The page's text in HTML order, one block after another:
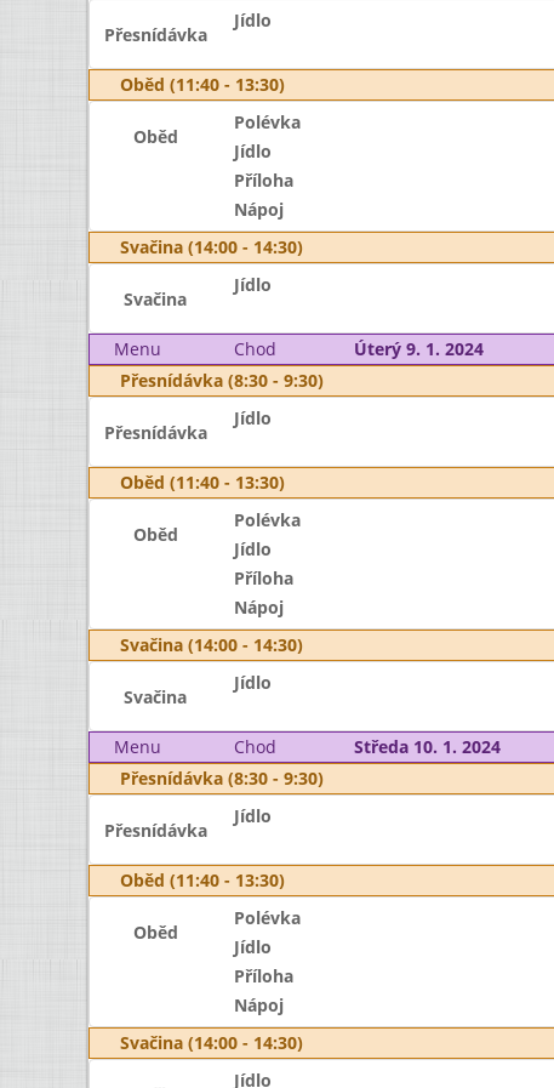
Přesnídávka
Jídlo
Oběd (11:40 - 13:30)
Oběd
Polévka
Jídlo
Příloha
Nápoj
Svačina (14:00 - 14:30)
Svačina
Jídlo
Menu Chod Úterý 9. 1. 2024
Přesnídávka (8:30 - 9:30)
Přesnídávka
Jídlo
Oběd (11:40 - 13:30)
Oběd
Polévka
Jídlo
Příloha
Nápoj
Svačina (14:00 - 14:30)
Svačina
Jídlo
Menu Chod Středa 10. 1. 2024
Přesnídávka (8:30 - 9:30)
Přesnídávka
Jídlo
Oběd (11:40 - 13:30)
Oběd
Polévka
Jídlo
Příloha
Nápoj
Svačina (14:00 - 14:30)
Jídlo